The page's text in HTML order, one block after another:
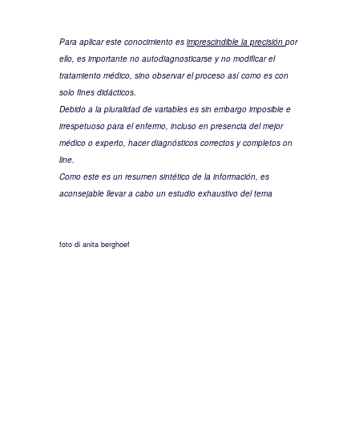
Para aplicar este conocimiento es imprescindible la precisión por
ello, es importante no autodiagnosticarse y no modificar el
tratamiento médico, sino observar el proceso así como es con
solo fines didácticos.
Debido a la pluralidad de variables es sin embargo imposible e
irrespetuoso para el enfermo, incluso en presencia del mejor
médico o experto, hacer diagnósticos correctos y completos on
line.
Como este es un resumen sintético de la información, es
aconsejable llevar a cabo un estudio exhaustivo del tema
foto di anita berghoef